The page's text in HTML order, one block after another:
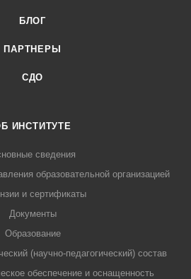
БЛОГ
ПАРТНЕРЫ
СДО
ИНСТИТУТЕ
сведения
образовательной организацией
и сертификаты
Документы
Образование
(научно-педагогический) состав
обеспечение и оснащенность